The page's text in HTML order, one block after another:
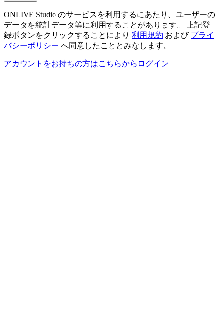
ONLIVE Studio のサービスを利用するにあたり、ユーザーの
データを統計データ等に利用することがあります。 上記登
録ボタンをクリックすることにより 利用規約 および プライ
バシーポリシー へ同意したこととみなします。
アカウントをお持ちの方はこちらからログイン